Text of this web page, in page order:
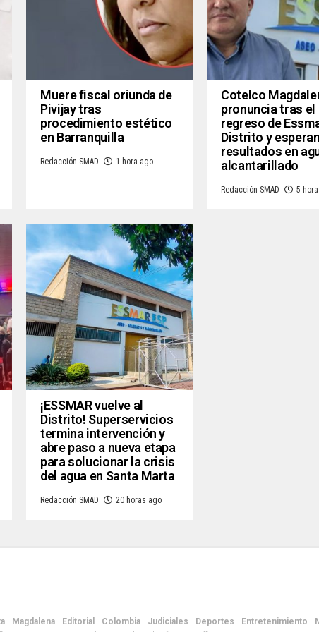
Muere fiscal oriunda de
Pivijay tras
procedimiento estético
en Barranquilla
Redacción SMAD 1 hora ago
Cotelco
pronuncia tras el
regreso de
Distrito y esperan
resultados en
alcantarillado
Redacción SMAD 5
¡ESSMAR vuelve al
Distrito! Superservicios
termina intervención y
abre paso a nueva etapa
para solucionar la crisis
del agua en Santa Marta
Redacción SMAD 20 horas ago
Magdalena Editorial Colombia Judiciales Deportes Entretenimiento